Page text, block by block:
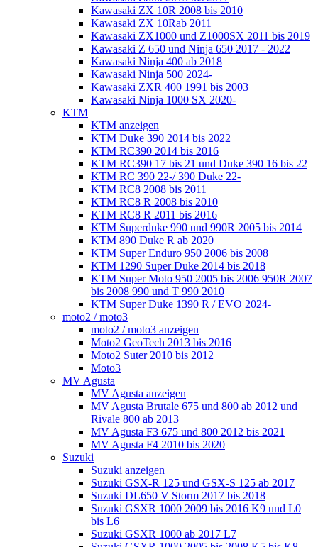
Kawasaki ZX 10R 2008 bis 2010
Kawasaki ZX 10Rab 2011
Kawasaki ZX1000 und Z1000SX 2011 bis 2019
Kawasaki Z 650 und Ninja 650 2017 - 2022
Kawasaki Ninja 400 ab 2018
Kawasaki Ninja 500 2024-
Kawasaki ZXR 400 1991 bis 2003
Kawasaki Ninja 1000 SX 2020-
KTM
KTM anzeigen
KTM Duke 390 2014 bis 2022
KTM RC390 2014 bis 2016
KTM RC390 17 bis 21 und Duke 390 16 bis 22
KTM RC 390 22-/ 390 Duke 22-
KTM RC8 2008 bis 2011
KTM RC8 R 2008 bis 2010
KTM RC8 R 2011 bis 2016
KTM Superduke 990 und 990R 2005 bis 2014
KTM 890 Duke R ab 2020
KTM Super Enduro 950 2006 bis 2008
KTM 1290 Super Duke 2014 bis 2018
KTM Super Moto 950 2005 bis 2006 950R 2007
bis 2008 990 und T 990 2010
KTM Super Duke 1390 R / EVO 2024-
moto2 / moto3
moto2 / moto3 anzeigen
Moto2 GeoTech 2013 bis 2016
Moto2 Suter 2010 bis 2012
Moto3
MV Agusta
MV Agusta anzeigen
MV Agusta Brutale 675 und 800 ab 2012 und
Rivale 800 ab 2013
MV Agusta F3 675 und 800 2012 bis 2021
MV Agusta F4 2010 bis 2020
Suzuki
Suzuki anzeigen
Suzuki GSX-R 125 und GSX-S 125 ab 2017
Suzuki DL650 V Storm 2017 bis 2018
Suzuki GSXR 1000 2009 bis 2016 K9 und L0
bis L6
Suzuki GSXR 1000 ab 2017 L7